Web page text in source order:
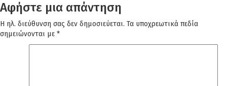
Αφήστε μια απάντηση
Η ηλ. διεύθυνση σας δεν δημοσιεύεται. Τα υποχρεωτικά πεδία
σημειώνονται με *